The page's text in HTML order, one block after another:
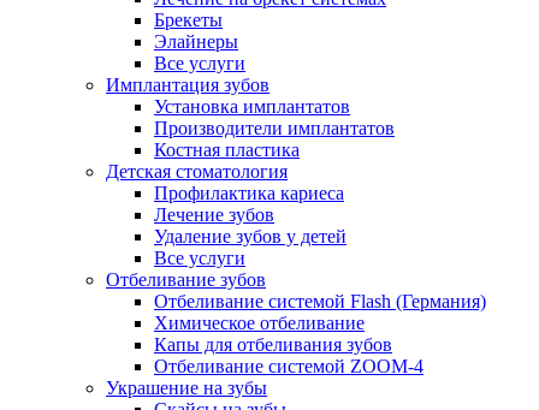
Брекеты
Элайнеры
Все услуги
Имплантация зубов
Установка имплантатов
Производители имплантатов
Костная пластика
Детская стоматология
Профилактика кариеса
Лечение зубов
Удаление зубов у детей
Все услуги
Отбеливание зубов
Отбеливание системой Flash (Германия)
Химическое отбеливание
Капы для отбеливания зубов
Отбеливание системой ZOOM-4
Украшение на зубы